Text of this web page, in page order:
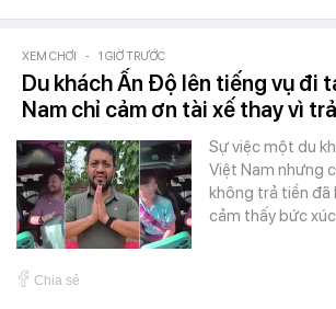
XEM CHƠI - 1 GIỜ TRƯỚC
Du khách Ấn Độ lên tiếng vụ đi
Nam chỉ cảm ơn tài xế thay vì
Sự việc một du
Việt Nam nhưng
không trả tiền đã
cảm thấy bức
Chia sẻ